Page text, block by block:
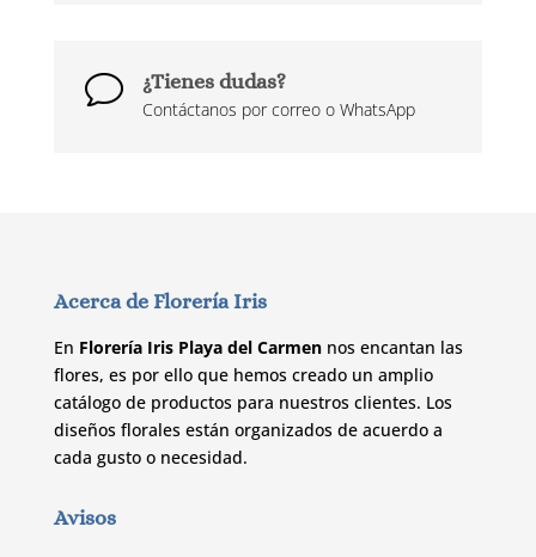
v ¿Tienes dudas?
Contáctanos por correo o WhatsApp
Acerca de Florería Iris
En Florería Iris Playa del Carmen nos encantan las
flores, es por ello que hemos creado un amplio
catálogo de productos para nuestros clientes. Los
diseños florales están organizados de acuerdo a
cada gusto o necesidad.
Avisos